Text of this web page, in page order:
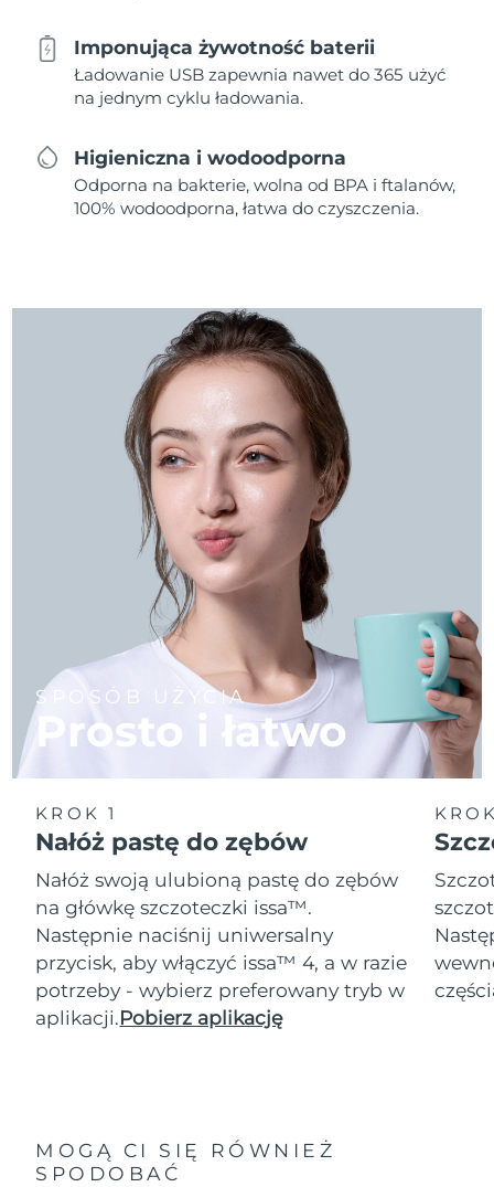
Imponująca żywotność baterii
Ładowanie USB zapewnia nawet do 365 użyć
na jednym cyklu ładowania.
Higieniczna i wodoodporna
Odporna na bakterie, wolna od BPA i ftalanów,
100% wodoodporna, łatwa do czyszczenia.
SPOSÓB UŻYCIA
Prosto i łatwo
KROK 1
Nałóż pastę do zębów
Nałóż swoją ulubioną pastę do zębów
na główkę szczoteczki issa™.
Następnie naciśnij uniwersalny
przycisk, aby włączyć issa™ 4, a w razie
potrzeby - wybierz preferowany tryb w
aplikacji.Pobierz aplikację
MOGĄ CI SIĘ RÓWNIEŻ
SPODOBAĆ